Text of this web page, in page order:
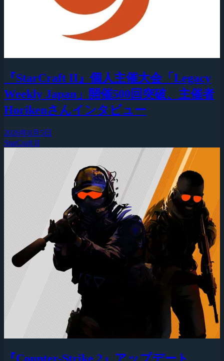
『StarCraft II』個人主催大会「Legacy
Weekly Japan」開催500回突破、主催者
Horikenさんインタビュー
2026年8月5日
StarCraft II
『Counter-Strike 2』アップデート